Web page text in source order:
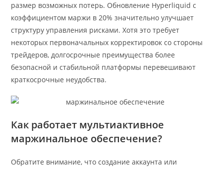
размер возможных потерь. Обновление Hyperliquid с
коэффициентом маржи в 20% значительно улучшает
структуру управления рисками. Хотя это требует
некоторых первоначальных корректировок со стороны
трейдеров, долгосрочные преимущества более
безопасной и стабильной платформы перевешивают
краткосрочные неудобства.
Как работает мультиактивное
маржинальное обеспечение?
Обратите внимание, что создание аккаунта или